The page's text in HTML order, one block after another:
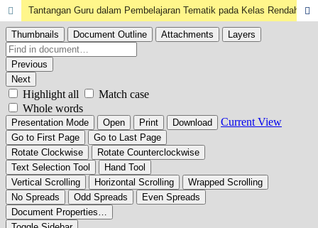
Tantangan Guru dalam Pembelajaran Tematik pada Kelas Rendah di SDN 113 Karawak Kecamatan Masamba Kabupaten Luwu Utara